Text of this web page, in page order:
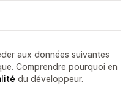
aux données suivantes
Comprendre pourquoi en
du développeur.